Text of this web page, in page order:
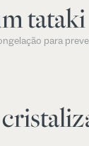
tataki
para